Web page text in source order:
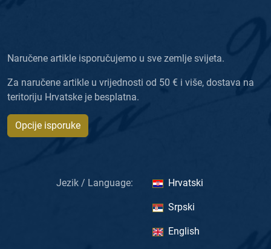
Naručene artikle isporučujemo u sve zemlje svijeta.
Za naručene artikle u vrijednosti od 50 € i više, dostava na
teritoriju Hrvatske je besplatna.
Opcije isporuke
Jezik / Language: Hrvatski
Srpski
English